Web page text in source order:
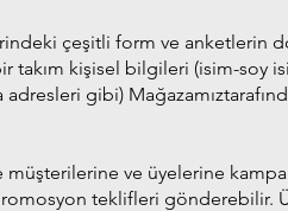
çeşitli form ve anketlerin
takım kişisel bilgileri (isim-soy
gibi)
müşterilerine ve üyelerine
teklifleri gönderebilir.